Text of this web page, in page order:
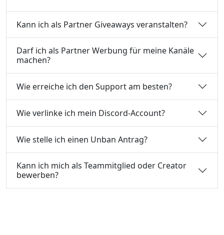
Kann ich als Partner Giveaways veranstalten?
Darf ich als Partner Werbung für meine Kanäle
machen?
Wie erreiche ich den Support am besten?
Wie verlinke ich mein Discord-Account?
Wie stelle ich einen Unban Antrag?
Kann ich mich als Teammitglied oder Creator
bewerben?